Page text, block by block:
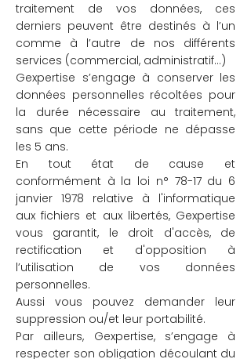
traitement de vos données, ces
derniers peuvent être destinés à l’un
comme à l’autre de nos différents
services (commercial, administratif...)
Gexpertise s’engage à conserver les
données personnelles récoltées pour
la durée nécessaire au traitement,
sans que cette période ne dépasse
les 5 ans.
En tout état de cause et
conformément à la loi n° 78-17 du 6
janvier 1978 relative à l'informatique
aux fichiers et aux libertés, Gexpertise
vous garantit, le droit d'accès, de
rectification et d'opposition à
l’utilisation de vos données
personnelles.
Aussi vous pouvez demander leur
suppression ou/et leur portabilité.
Par ailleurs, Gexpertise, s’engage à
respecter son obligation découlant du